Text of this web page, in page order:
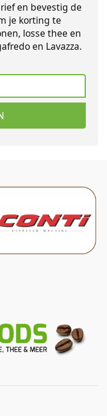
en bevestig de
je korting te
losse thee en
en Lavazza.